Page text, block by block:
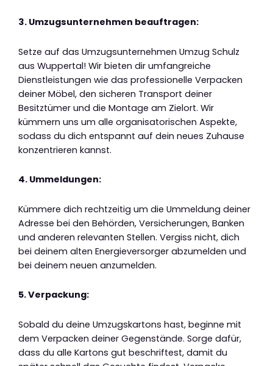
3. Umzugsunternehmen beauftragen:
Setze auf das Umzugsunternehmen Umzug Schulz
aus Wuppertal! Wir bieten dir umfangreiche
Dienstleistungen wie das professionelle Verpacken
deiner Möbel, den sicheren Transport deiner
Besitztümer und die Montage am Zielort. Wir
kümmern uns um alle organisatorischen Aspekte,
sodass du dich entspannt auf dein neues Zuhause
konzentrieren kannst.
4. Ummeldungen:
Kümmere dich rechtzeitig um die Ummeldung deiner
Adresse bei den Behörden, Versicherungen, Banken
und anderen relevanten Stellen. Vergiss nicht, dich
bei deinem alten Energieversorger abzumelden und
bei deinem neuen anzumelden.
5. Verpackung:
Sobald du deine Umzugskartons hast, beginne mit
dem Verpacken deiner Gegenstände. Sorge dafür,
dass du alle Kartons gut beschriftest, damit du